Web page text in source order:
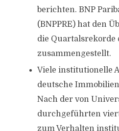
berichten. BNP
(BNPPRE) hat den
die Quartalsrekorde
zusammengestellt.
Viele institutionelle
deutsche
Nach der von
durchgeführten
zum Verhalten